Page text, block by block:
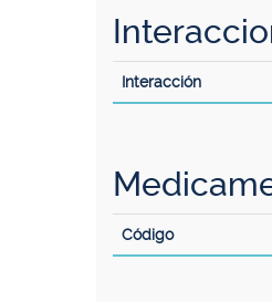
Interacción
Código